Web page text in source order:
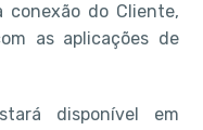
conexão do Cliente,
as aplicações de
disponível em